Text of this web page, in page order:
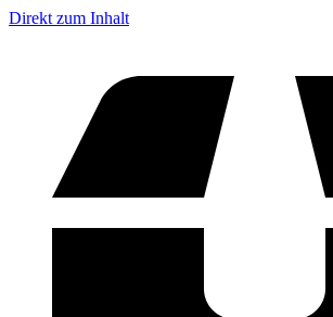
Direkt zum Inhalt